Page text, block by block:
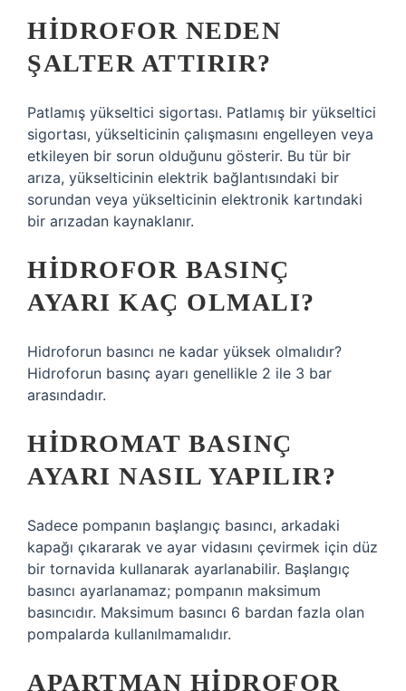
HIDROFOR NEDEN
ŞALTER ATTIRIR?
Patlamış yükseltici sigortası. Patlamış bir yükseltici
sigortası, yükselticinin çalışmasını engelleyen veya
etkileyen bir sorun olduğunu gösterir. Bu tür bir
arıza, yükselticinin elektrik bağlantısındaki bir
sorundan veya yükselticinin elektronik kartındaki
bir arızadan kaynaklanır.
HIDROFOR BASINÇ
AYARI KAÇ OLMALI?
Hidroforun basıncı ne kadar yüksek olmalıdır?
Hidroforun basınç ayarı genellikle 2 ile 3 bar
arasındadır.
HIDROMAT BASINÇ
AYARI NASIL YAPILIR?
Sadece pompanın başlangıç ​​basıncı, arkadaki
kapağı çıkararak ve ayar vidasını çevirmek için düz
bir tornavida kullanarak ayarlanabilir. Başlangıç ​​
basıncı ayarlanamaz; pompanın maksimum
basıncıdır. Maksimum basıncı 6 bardan fazla olan
pompalarda kullanılmamalıdır.
APARTMAN HIDROFOR